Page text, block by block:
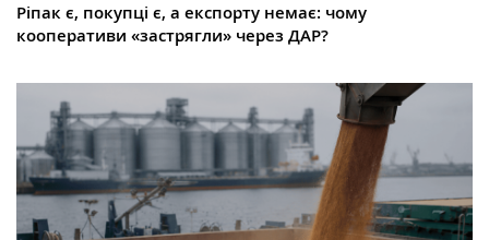
Ріпак є, покупці є, а експорту немає: чому
кооперативи «застрягли» через ДАР?